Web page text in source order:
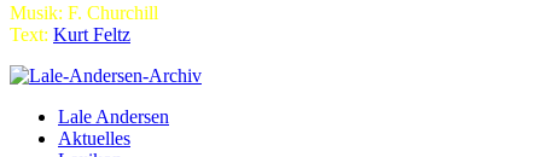
Musik: F. Churchill
Text: Kurt Feltz
Lale Andersen
Aktuelles